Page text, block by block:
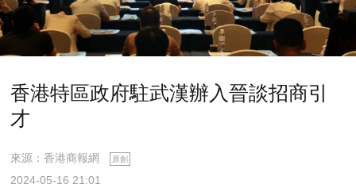
香港特區政府駐武漢辦入晉談招商引
才
來源：香港商報網 原創
2024-05-16 21:01